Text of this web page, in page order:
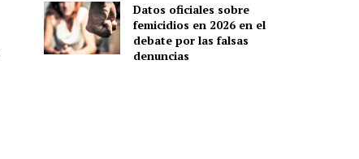
Datos oficiales sobre
femicidios en 2026 en el
debate por las falsas
denuncias